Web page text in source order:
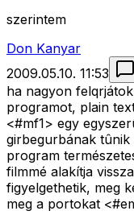
szerintem
Don Kanyar
2009.05.10. 11:53
ha nagyon
programot, plain
<#mf1> egy
girbegurbának tûnik
program
filmmé alakítja
figyelgethetik, meg
meg a portokat